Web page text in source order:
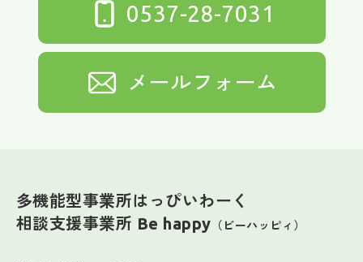
0537-28-7031
メールフォーム
多機能型事業所はっぴいわーく
相談支援事業所 Be happy （ビーハッピィ）